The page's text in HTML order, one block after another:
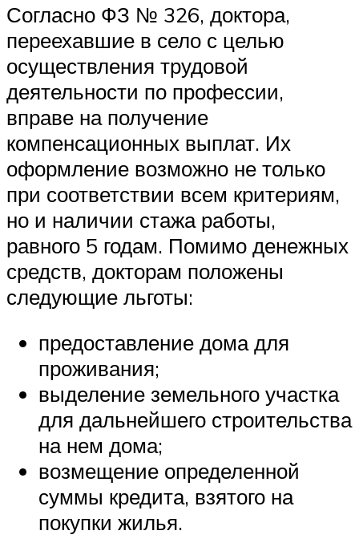
Согласно ФЗ № 326, доктора,
переехавшие в село с целью
осуществления трудовой
деятельности по профессии,
вправе на получение
компенсационных выплат. Их
оформление возможно не только
при соответствии всем критериям,
но и наличии стажа работы,
равного 5 годам. Помимо денежных
средств, докторам положены
следующие льготы:
предоставление дома для
проживания;
выделение земельного участка
для дальнейшего строительства
на нем дома;
возмещение определенной
суммы кредита, взятого на
покупки жилья.